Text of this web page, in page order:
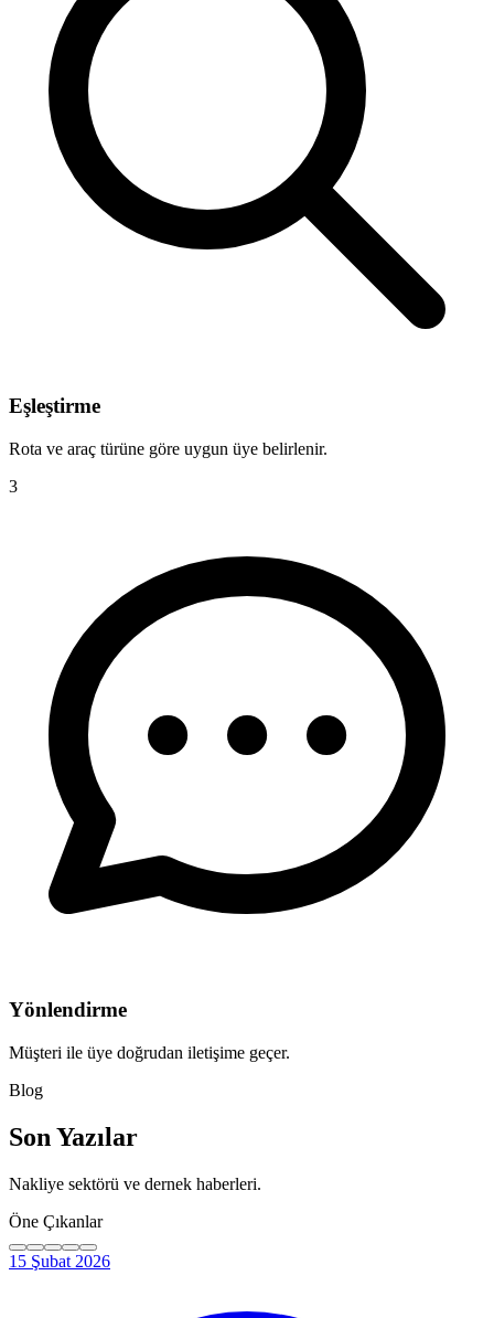
Eşleştirme
Rota ve araç türüne göre uygun üye belirlenir.
3
Yönlendirme
Müşteri ile üye doğrudan iletişime geçer.
Blog
Son Yazılar
Nakliye sektörü ve dernek haberleri.
Öne Çıkanlar
15 Şubat 2026